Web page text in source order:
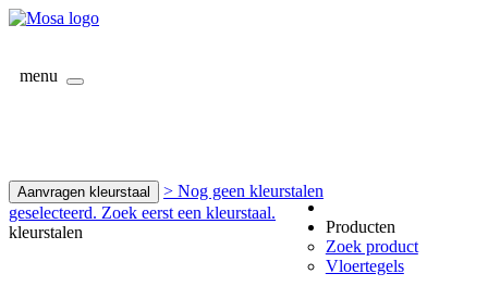
menu
Aanvragen kleurstaal
> Nog geen kleurstalen
geselecteerd. Zoek eerst een kleurstaal.
kleurstalen
Producten
Zoek product
Vloertegels